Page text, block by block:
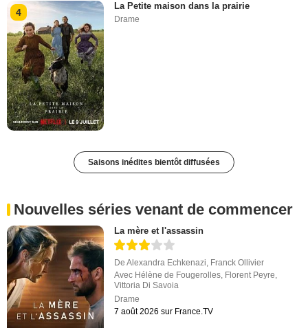
4
La Petite maison dans la prairie
Drame
Saisons inédites bientôt diffusées
Nouvelles séries venant de commencer
La mère et l'assassin
DeAlexandra Echkenazi Franck Ollivier
Avec Hélène de Fougerolles Florent Peyre
Vittoria Di Savoia
Drame
7 août 2026 sur France.TV